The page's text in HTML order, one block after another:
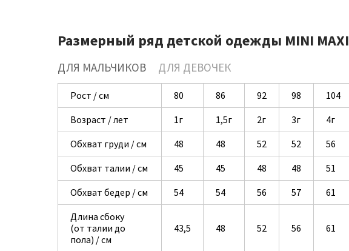
Размерный ряд детской одежды MINI MAXI
ДЛЯ МАЛЬЧИКОВ ДЛЯ ДЕВОЧЕК
Рост / см 80 86 92 98 104
Возраст / лет
1г 1,5г 2г 3г 4г
Обхват груди / см
48 48 52 52 56
Обхват талии / см
45 45 48 48 51
Обхват бедер / см
54 54 56 57 61
Длина сбоку
(от талии до
пола) / см
43,5 48 52 56 61